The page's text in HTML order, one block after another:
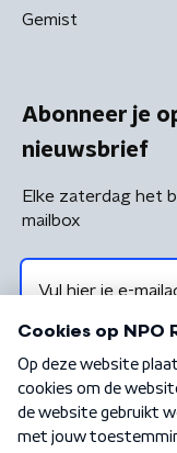
Gemist
Abonneer je
nieuwsbrief
Elke zaterdag het
mailbox
Algemene